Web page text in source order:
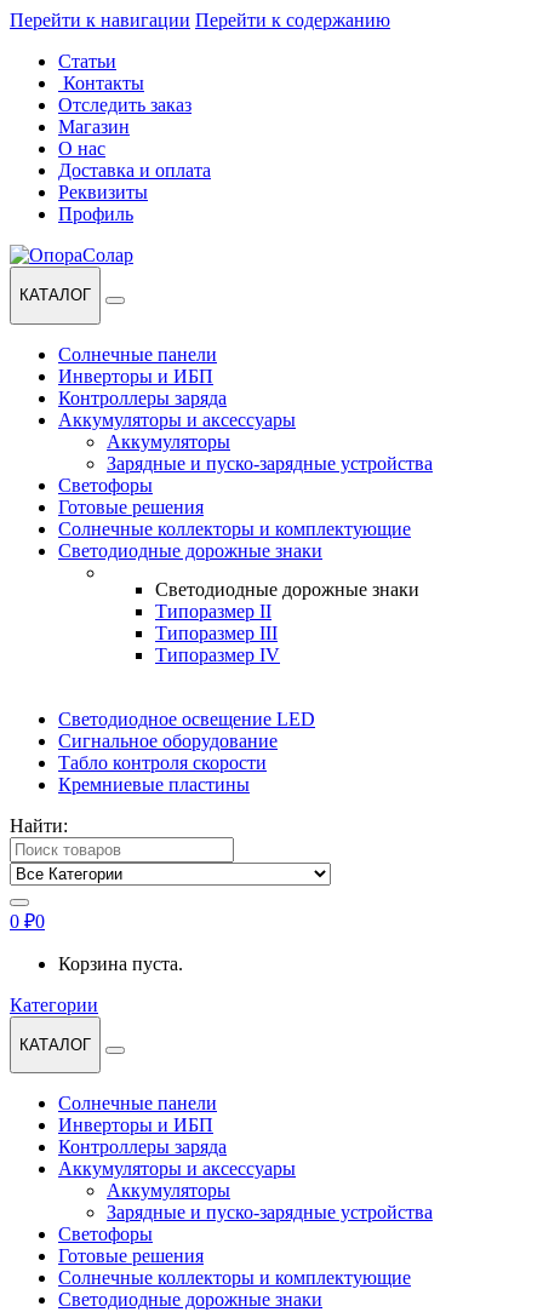
Перейти к навигации Перейти к содержанию
Статьи
Контакты
Отследить заказ
Магазин
О нас
Доставка и оплата
Реквизиты
Профиль
КАТАЛОГ
Солнечные панели
Инверторы и ИБП
Контроллеры заряда
Аккумуляторы и аксессуары
Аккумуляторы
Зарядные и пуско-зарядные устройства
Светофоры
Готовые решения
Солнечные коллекторы и комплектующие
Светодиодные дорожные знаки
Светодиодные дорожные знаки
Типоразмер II
Типоразмер III
Типоразмер IV
Светодиодное освещение LED
Сигнальное оборудование
Табло контроля скорости
Кремниевые пластины
Найти:
0 ₽0
Корзина пуста.
Категории
КАТАЛОГ
Солнечные панели
Инверторы и ИБП
Контроллеры заряда
Аккумуляторы и аксессуары
Аккумуляторы
Зарядные и пуско-зарядные устройства
Светофоры
Готовые решения
Солнечные коллекторы и комплектующие
Светодиодные дорожные знаки